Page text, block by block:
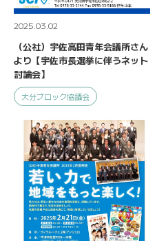
2025.03.02
（公社）宇佐高田青年会議所さん
より【宇佐市長選挙に伴うネット
討論会】
大分ブロック協議会